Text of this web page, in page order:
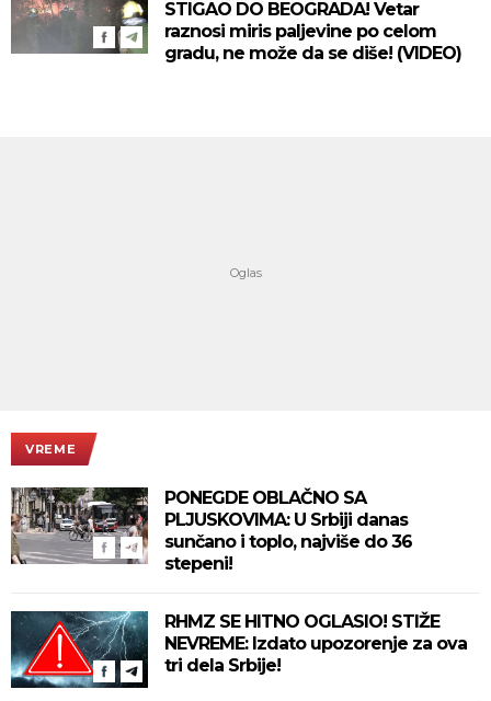
STIGAO DO BEOGRADA! Vetar
raznosi miris paljevine po celom
gradu, ne može da se diše! (VIDEO)
VREME
PONEGDE OBLAČNO SA
PLJUSKOVIMA: U Srbiji danas
sunčano i toplo, najviše do 36
stepeni!
RHMZ SE HITNO OGLASIO! STIŽE
NEVREME: Izdato upozorenje za ova
tri dela Srbije!